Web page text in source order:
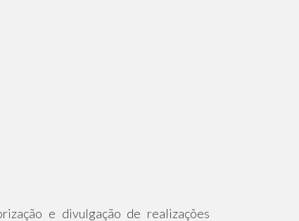
e divulgação de realizações